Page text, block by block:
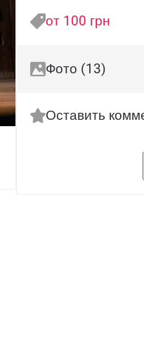
от 100 грн
Фото (13)
Оставить